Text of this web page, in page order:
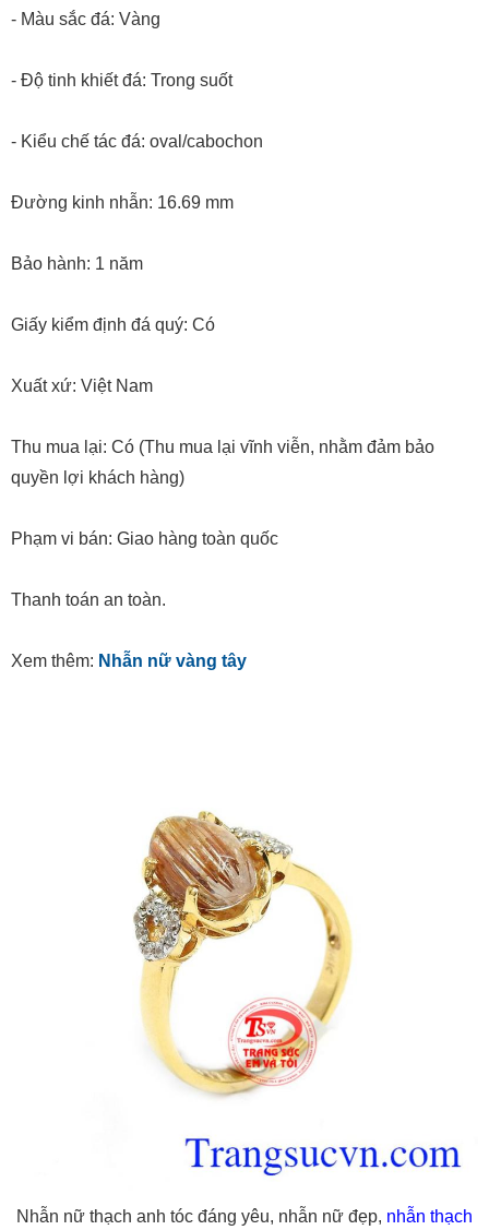
- Màu sắc đá: Vàng
- Độ tinh khiết đá: Trong suốt
- Kiểu chế tác đá: oval/cabochon
Đường kinh nhẫn: 16.69 mm
Bảo hành: 1 năm
Giấy kiểm định đá quý: Có
Xuất xứ: Việt Nam
Thu mua lại: Có (Thu mua lại vĩnh viễn, nhằm đảm bảo
quyền lợi khách hàng)
Phạm vi bán: Giao hàng toàn quốc
Thanh toán an toàn.
Xem thêm: Nhẫn nữ vàng tây
Nhẫn nữ thạch anh tóc đáng yêu, nhẫn nữ đẹp, nhẫn thạch